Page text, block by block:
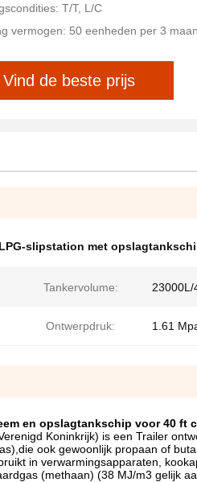
T/T, L/C
vermogen: 50 eenheden per 3
Vind de beste prijs
LPG-slipstation met
Tankervolume: 23000L/
Ontwerpdruk: 1.61
en opslagtankschip voor 40 ft
Koninkrijk) is een Trailer
ook gewoonlijk propaan of
in verwarmingsapparaten,
(methaan) (38 MJ/m3 gelijk